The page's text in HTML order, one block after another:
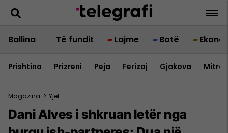
Ballina Të fundit Lajme Botë
Prishtina Prizreni Peja Ferizaj Gjakova
Magazina > Yjet
Dani Alves i shkruan letër nga